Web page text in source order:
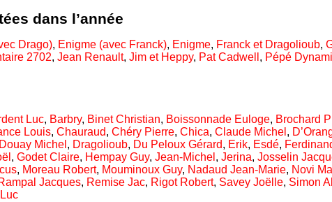
dans l’année
Drago), Enigme (avec Franck), Enigme, Franck et Dragolioub,
2702, Jean Renault, Jim et Heppy, Pat Cadwell , Pépé
Luc, Barbry, Binet Christian, Boissonnade Euloge, Brochard
Louis, Chauraud, Chéry Pierre, Chica, Claude Michel ,
Douay Michel , Dragolioub, Du Peloux Gérard, Erik, Esdé,
, Godet Claire, Hempay Guy, Jean-Michel , Jerina, Josselin
, Moreau Robert, Mouminoux Guy, Nadaud Jean-Marie, Novi
Jacques, Remise Jac, Rigot Robert, Savey Joëlle, Simon